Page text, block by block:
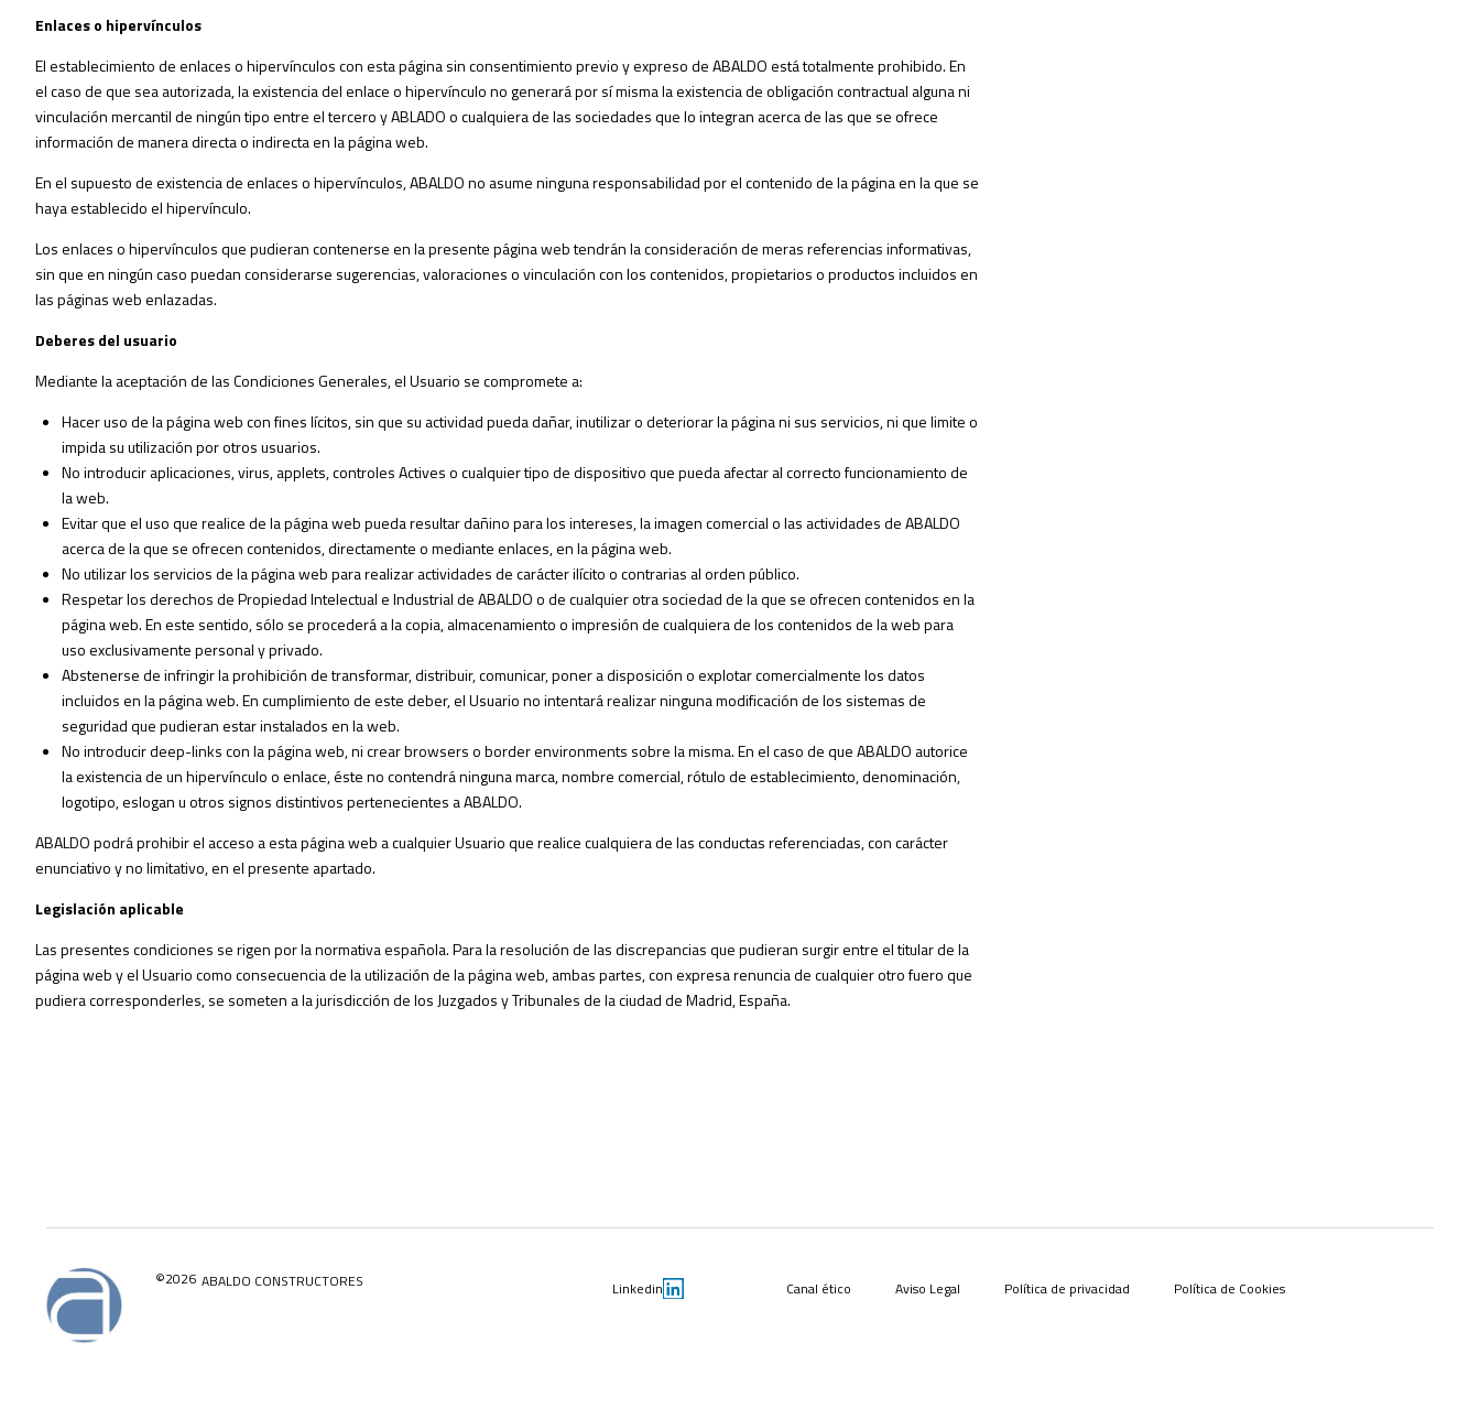
Enlaces o hipervínculos
El establecimiento de enlaces o hipervínculos con esta página sin consentimiento previo y expreso de ABALDO está totalmente prohibido. En
el caso de que sea autorizada, la existencia del enlace o hipervínculo no generará por sí misma la existencia de obligación contractual alguna ni
vinculación mercantil de ningún tipo entre el tercero y ABLADO o cualquiera de las sociedades que lo integran acerca de las que se ofrece
información de manera directa o indirecta en la página web.
En el supuesto de existencia de enlaces o hipervínculos, ABALDO no asume ninguna responsabilidad por el contenido de la página en la que se
haya establecido el hipervínculo.
Los enlaces o hipervínculos que pudieran contenerse en la presente página web tendrán la consideración de meras referencias informativas,
sin que en ningún caso puedan considerarse sugerencias, valoraciones o vinculación con los contenidos, propietarios o productos incluidos en
las páginas web enlazadas.
Deberes del usuario
Mediante la aceptación de las Condiciones Generales, el Usuario se compromete a:
Hacer uso de la página web con fines lícitos, sin que su actividad pueda dañar, inutilizar o deteriorar la página ni sus servicios, ni que limite o
impida su utilización por otros usuarios.
No introducir aplicaciones, virus, applets, controles Actives o cualquier tipo de dispositivo que pueda afectar al correcto funcionamiento de
la web.
Evitar que el uso que realice de la página web pueda resultar dañino para los intereses, la imagen comercial o las actividades de ABALDO
acerca de la que se ofrecen contenidos, directamente o mediante enlaces, en la página web.
No utilizar los servicios de la página web para realizar actividades de carácter ilícito o contrarias al orden público.
Respetar los derechos de Propiedad Intelectual e Industrial de ABALDO o de cualquier otra sociedad de la que se ofrecen contenidos en la
página web. En este sentido, sólo se procederá a la copia, almacenamiento o impresión de cualquiera de los contenidos de la web para
uso exclusivamente personal y privado.
Abstenerse de infringir la prohibición de transformar, distribuir, comunicar, poner a disposición o explotar comercialmente los datos
incluidos en la página web. En cumplimiento de este deber, el Usuario no intentará realizar ninguna modificación de los sistemas de
seguridad que pudieran estar instalados en la web.
No introducir deep-links con la página web, ni crear browsers o border environments sobre la misma. En el caso de que ABALDO autorice
la existencia de un hipervínculo o enlace, éste no contendrá ninguna marca, nombre comercial, rótulo de establecimiento, denominación,
logotipo, eslogan u otros signos distintivos pertenecientes a ABALDO.
ABALDO podrá prohibir el acceso a esta página web a cualquier Usuario que realice cualquiera de las conductas referenciadas, con carácter
enunciativo y no limitativo, en el presente apartado.
Legislación aplicable
Las presentes condiciones se rigen por la normativa española. Para la resolución de las discrepancias que pudieran surgir entre el titular de la
página web y el Usuario como consecuencia de la utilización de la página web, ambas partes, con expresa renuncia de cualquier otro fuero que
pudiera corresponderles, se someten a la jurisdicción de los Juzgados y Tribunales de la ciudad de Madrid, España.
©2026 ABALDO CONSTRUCTORES Linkedin Canal ético Aviso Legal Política de privacidad Política de Cookies